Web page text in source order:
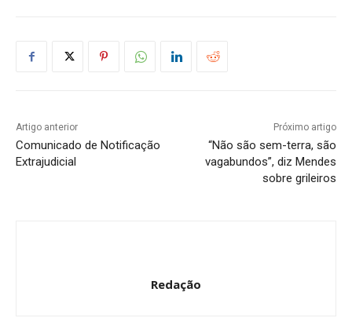
Artigo anterior
Comunicado de Notificação
Extrajudicial
Próximo artigo
“Não são sem-terra, são
vagabundos”, diz Mendes
sobre grileiros
Redação